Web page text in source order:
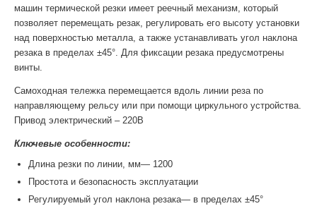
машин термической резки имеет реечный механизм, который
позволяет перемещать резак, регулировать его высоту установки
над поверхностью металла, а также устанавливать угол наклона
резака в пределах ±45°. Для фиксации резака предусмотрены
винты.
Самоходная тележка перемещается вдоль линии реза по
направляющему рельсу или при помощи циркульного устройства.
Привод электрический – 220В
Ключевые особенности:
Длина резки по линии, мм— 1200
Простота и безопасность эксплуатации
Регулируемый угол наклона резака— в пределах ±45°